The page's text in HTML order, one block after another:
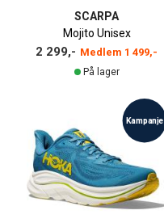
SCARPA
Mojito Unisex
Medlem 1 499,-
2 299,-
På lager
Kampanje